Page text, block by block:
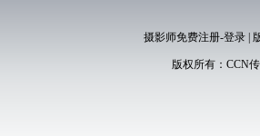
摄影师免费注册-登录|
版权所有： CCN